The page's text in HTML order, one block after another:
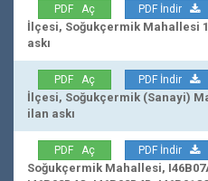
PDF Aç PDF İndir
İlçesi, Soğukçermik Mahallesi
askı
PDF Aç PDF İndir
İlçesi, Soğukçermik (Sanayi)
ilan askı
PDF Aç PDF İndir
Soğukçermik Mahallesi,